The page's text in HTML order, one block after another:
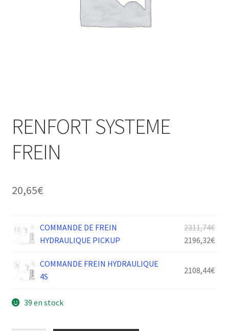
RENFORT SYSTEME
FREIN
20,65€
COMMANDE DE FREIN
HYDRAULIQUE PICKUP
2311,74€Le
prix
2196,32€Le
prix
COMMANDE FREIN HYDRAULIQUE
4S
2108,44€
39 en stock